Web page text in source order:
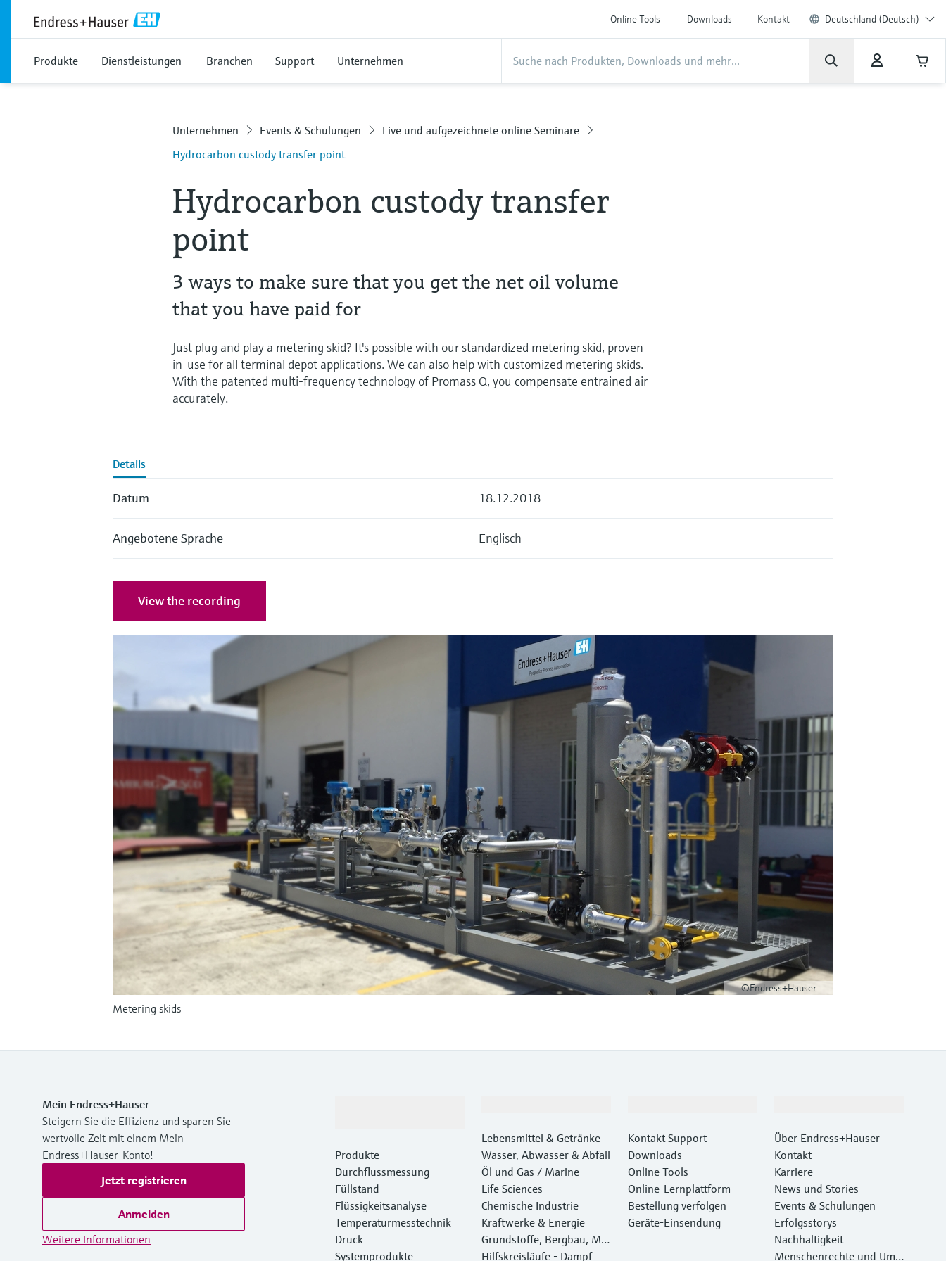
Online Tools Downloads Kontakt Deutschland (Deutsch)
Produkte Dienstleistungen Branchen Support Unternehmen
Unternehmen Events & Schulungen
Live und aufgezeichnete online Seminare
Hydrocarbon custody transfer point
Hydrocarbon custody transfer
point
3 ways to make sure that you get the net oil volume
that you have paid for
Just plug and play a metering skid? It's possible with our standardized metering skid, proven-
in-use for all terminal depot applications. We can also help with customized metering skids.
With the patented multi-frequency technology of Promass Q, you compensate entrained air
accurately.
Details
Datum 18.12.2018
Angebotene Sprache Englisch
View the recording
©Endress+Hauser
Metering skids
Mein Endress+Hauser
Steigern Sie die Effizienz und sparen Sie
wertvolle Zeit mit einem Mein
Endress+Hauser-Konto!
Jetzt registrieren
Anmelden
Weitere Informationen
Produkte
Durchflussmessung
Füllstand
Flüssigkeitsanalyse
Temperaturmesstechnik
Druck
Systemprodukte
Lebensmittel & Getränke
Wasser, Abwasser & Abfall
Öl und Gas / Marine
Life Sciences
Chemische Industrie
Kraftwerke & Energie
Grundstoffe, Bergbau, Met
alle
Hilfskreisläufe - Dampf
Kontakt Support
Downloads
Online Tools
Online-Lernplattform
Bestellung verfolgen
Geräte‑Einsendung
Über Endress+Hauser
Kontakt
Karriere
News und Stories
Events & Schulungen
Erfolgsstorys
Nachhaltigkeit
Menschenrechte und Umw